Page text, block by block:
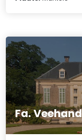
Fa.